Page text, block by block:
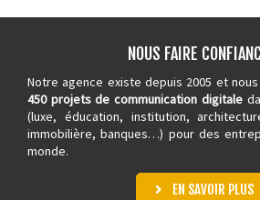
NOUS FAIRE
Notre agence existe depuis 2005 et
450 projets de communication digitale
(luxe, éducation, institution,
immobilière, banques…) pour des
monde.
EN SAVOIR PLUS